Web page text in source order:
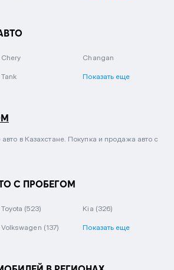
Chery Changan
Tank Показать еще
в Казахстане. Покупка и продажа авто с
С ПРОБЕГОМ
Toyota (523) Kia (326)
Volkswagen (137) Показать еще